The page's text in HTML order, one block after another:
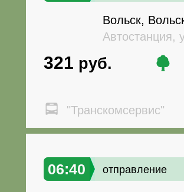
Вольск,
Автостанция,
321 руб.
"Транскомсервис"
06:40 отправление